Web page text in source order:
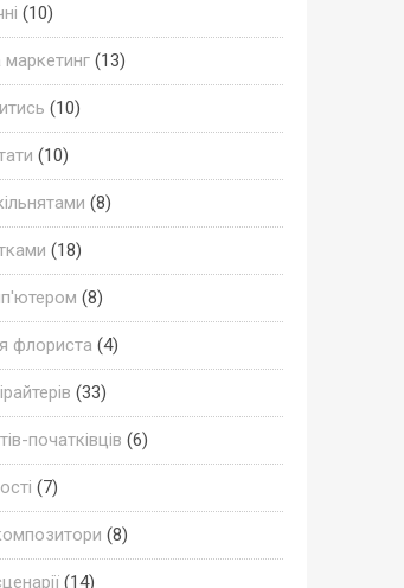
(10)
(13)
(10)
(10)
(8)
(18)
(8)
флориста (4)
(33)
початківців (6)
(7)
(8)
(14)